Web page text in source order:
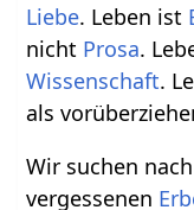
Liebe. Leben ist
nicht Prosa.
Wissenschaft.
als
Wir suchen
vergessenen